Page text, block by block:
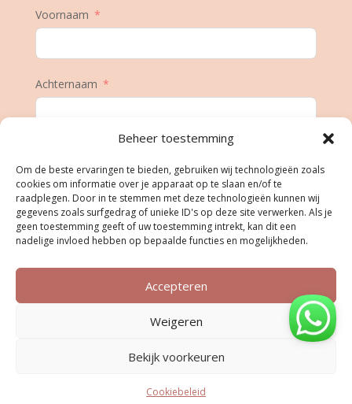
Beheer toestemming
Om de beste ervaringen te bieden, gebruiken wij technologieën zoals
cookies om informatie over je apparaat op te slaan en/of te
raadplegen. Door in te stemmen met deze technologieën kunnen wij
gegevens zoals surfgedrag of unieke ID's op deze site verwerken. Als je
geen toestemming geeft of uw toestemming intrekt, kan dit een
nadelige invloed hebben op bepaalde functies en mogelijkheden.
Accepteren
Weigeren
Bekijk voorkeuren
Cookiebeleid
Voornaam
Achternaam
Geboortedatum
Inschrijven